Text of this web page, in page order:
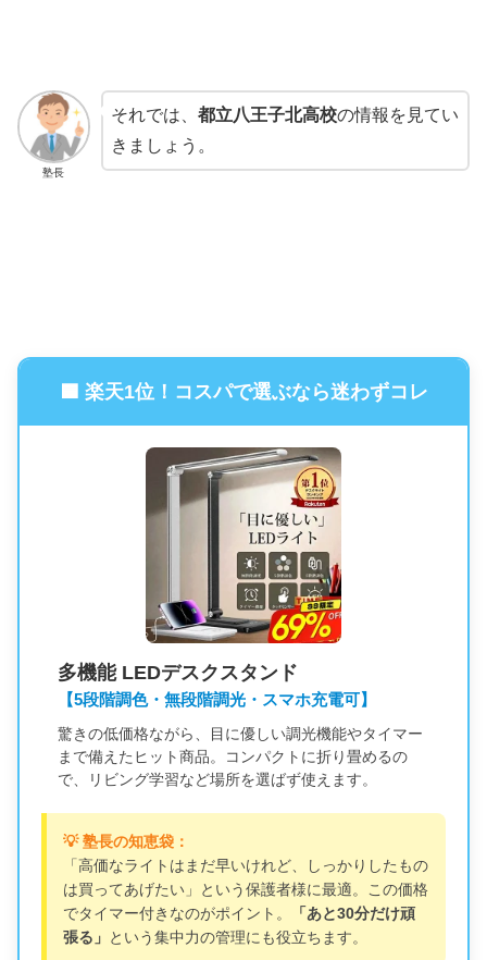
塾長
それでは、 都立八王子北高校の情報を見てい
きましょう。
🟦 楽天1位！コスパで選ぶなら迷わずコレ
多機能 LEDデスクスタンド
【5段階調色・無段階調光・スマホ充電可】
驚きの低価格ながら、目に優しい調光機能やタイマー
まで備えたヒット商品。コンパクトに折り畳めるの
で、リビング学習など場所を選ばず使えます。
💡 塾長の知恵袋：
「高価なライトはまだ早いけれど、しっかりしたもの
は買ってあげたい」という保護者様に最適。この価格
でタイマー付きなのがポイント。
「あと30分だけ頑
張る」 という集中力の管理にも役立ちます。